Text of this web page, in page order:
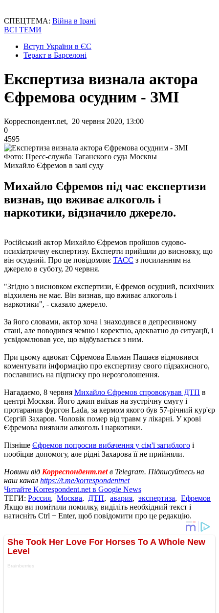
СПЕЦТЕМА: Війна в Ірані
ВСІ ТЕМИ
Вступ України в ЄС
Теракт в Барселоні
Експертиза визнала актора
Єфремова осудним - ЗМІ
Корреспондент.net, 20 червня 2020, 13:00
0
4595
Фото: Пресс-служба Таганского суда Москвы
Михайло Єфремов в залі суду
Михайло Єфремов під час експертизи
визнав, що вживає алкоголь і
наркотики, відзначило джерело.
Російський актор Михайло Єфремов пройшов судово-
психіатричну експертизу. Експерти прийшли до висновку, що
він осудний. Про це повідомляє ТАСС з посиланням на
джерело в суботу, 20 червня.
"Згідно з висновком експертизи, Єфремов осудний, психічних
відхилень не має. Він визнав, що вживає алкоголь і
наркотики", - сказало джерело.
За його словами, актор хоча і знаходився в депресивному
стані, але поводився чемно і коректно, адекватно до ситуації, і
усвідомлював усе, що відбувається з ним.
При цьому адвокат Єфремова Ельман Пашаєв відмовився
коментувати інформацію про експертизу свого підзахисного,
пославшись на підписку про нерозголошення.
Нагадаємо, 8 червня Михайло Єфремов спровокував ДТП в
центрі Москви. Його джип виїхав на зустрічну смугу і
протаранив фургон Lada, за кермом якого був 57-річний кур'єр
Сергій Захаров. Чоловік помер від травм у лікарні. У крові
Єфремова виявили алкоголь і наркотики.
Пізніше Єфремов попросив вибачення у сім'ї загиблого і
пообіцяв допомогу, але рідні Захарова її не прийняли.
Новини від Корреспондент.netв Telegram. Підписуйтесь на
наш канал https://t.me/korrespondentnet
Читайте Korrespondent.net в Google News
ТЕГИ: Россия, Москва, ДТП, авария, экспертиза, Ефремов
Якщо ви помітили помилку, виділіть необхідний текст і
натисніть Ctrl + Enter, щоб повідомити про це редакцію.